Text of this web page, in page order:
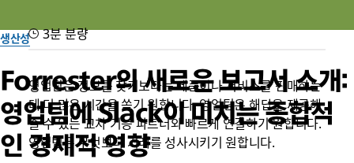
생산성
Forrester의 새로운 보고서 소개:
영업팀에 Slack이 미치는 종합적
인 경제적 영향
3분 분량
영업팀은 정보를 찾기보다는 제품이나 서비스를 판매하는
데 더 많은 시간을 쏟기 원합니다. 영업팀은 해답을 제공해
줄 수 있는 교차 기능 파트너와 빠르게 연결하기 원합니다.
영업팀은 무엇보다 거래를 성사시키기 원합니다.